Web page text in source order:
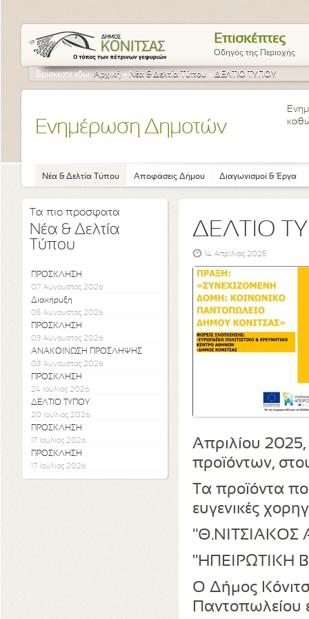
Επισκέπτες
Οδηγός της Περιοχής
Βρίσκεστε εδώ:Αρχική » Νέα & Δελτία Τύπου » ΔΕΛΤΙΟ ΤΥΠΟΥ
Ενημέρωση Δημοτών
Νέα & Δελτία Τύπου Αποφάσεις Δήμου Διαγωνισμοί & Έργα
Τα πιο πρόσφατα
Νέα & Δελτία
Τύπου
ΠΡΟΣΚΛΗΣΗ
07 Αύγουστος 2026
Διακήρυξη
05 Αύγουστος 2026
ΠΡΟΣΚΛΗΣΗ
03 Αύγουστος 2026
ΑΝΑΚΟΙΝΩΣΗ ΠΡΟΣΛΗΨΗΣ
03 Αύγουστος 2026
ΠΡΟΣΚΛΗΣΗ
24 Ιούλιος 2026
ΔΕΛΤΙΟ ΤΥΠΟΥ
20 Ιούλιος 2026
ΠΡΟΣΚΛΗΣΗ
17 Ιούλιος 2026
ΠΡΟΣΚΛΗΣΗ
17 Ιούλιος 2026
ΔΕΛΤΙΟ
14 Απρίλιος 2025
Απριλίου
προϊόντων,
Τα προϊόντα
ευγενικές
"Θ.ΝΙΤΣΙΑΚΟΣ
"ΗΠΕΙΡΩΤΙΚΗ
Ο Δήμος
Παντοπωλείου